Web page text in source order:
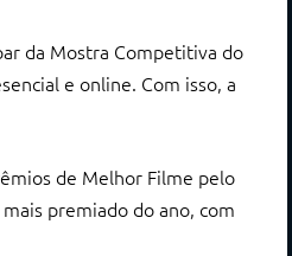
da Mostra Competitiva do
e online. Com isso, a
de Melhor Filme pelo
premiado do ano, com